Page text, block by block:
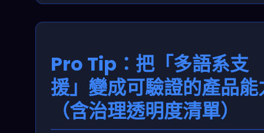
Pro Tip：把「多語系支
援」變成可驗證的產品能
（含治理透明度清單）